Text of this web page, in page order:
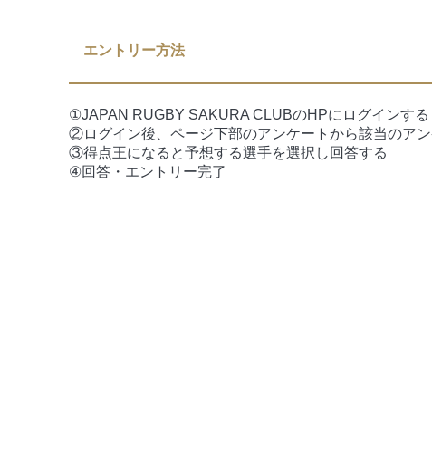
エントリー方法
①JAPAN RUGBY SAKURA CLUBのHPにログインする
②ログイン後、ページ下部のアンケートから該当のア
③得点王になると予想する選手を選択し回答する
④回答・エントリー完了